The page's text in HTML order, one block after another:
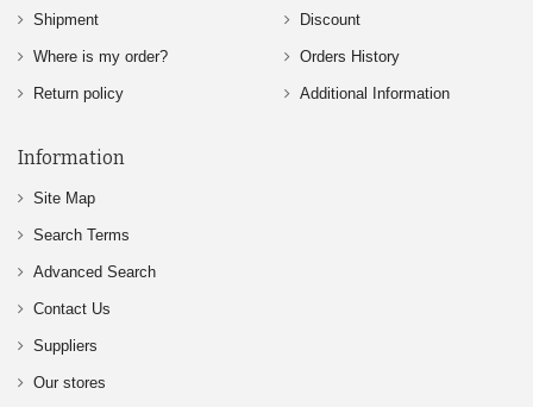
Shipment
Where is my order?
Return policy
Discount
Orders History
Additional Information
Information
Site Map
Search Terms
Advanced Search
Contact Us
Suppliers
Our stores